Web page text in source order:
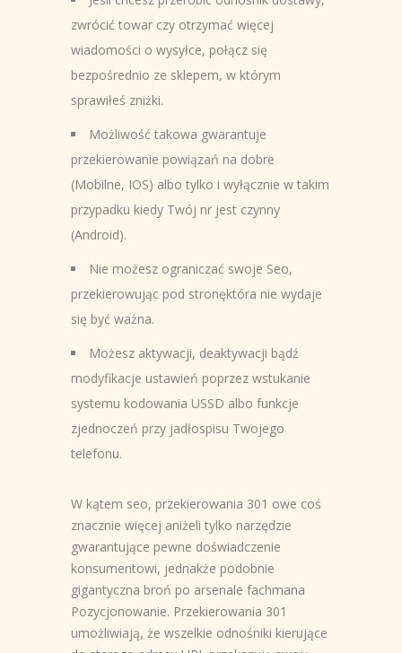
zwrócić towar czy otrzymać więcej
wiadomości o wysyłce, połącz się
bezpośrednio ze sklepem, w którym
sprawiłeś zniżki.
Możliwość takowa gwarantuje
przekierowanie powiązań na dobre
(Mobilne, IOS) albo tylko i wyłącznie w takim
przypadku kiedy Twój nr jest czynny
(Android).
Nie możesz ograniczać swoje Seo,
przekierowując pod stronęktóra nie wydaje
się być ważna.
Możesz aktywacji, deaktywacji bądź
modyfikacje ustawień poprzez wstukanie
systemu kodowania USSD albo funkcje
zjednoczeń przy jadłospisu Twojego
telefonu.
W kątem seo, przekierowania 301 owe coś
znacznie więcej aniżeli tylko narzędzie
gwarantujące pewne doświadczenie
konsumentowi, jednakże podobnie
gigantyczna broń po arsenale fachmana
Pozycjonowanie. Przekierowania 301
umożliwiają, że wszelkie odnośniki kierujące